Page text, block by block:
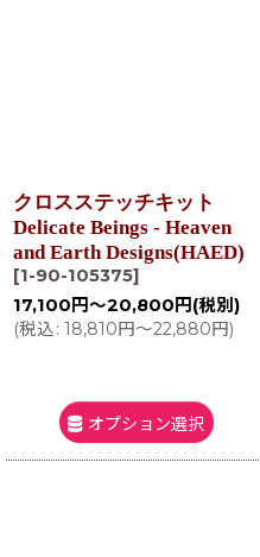
クロスステッチキット
Delicate Beings - Heaven
and Earth Designs(HAED)
[1-90-105375]
17,100 円～20,800 円 (税別)
(税込: 18,810円～22,880円)
オプション選択